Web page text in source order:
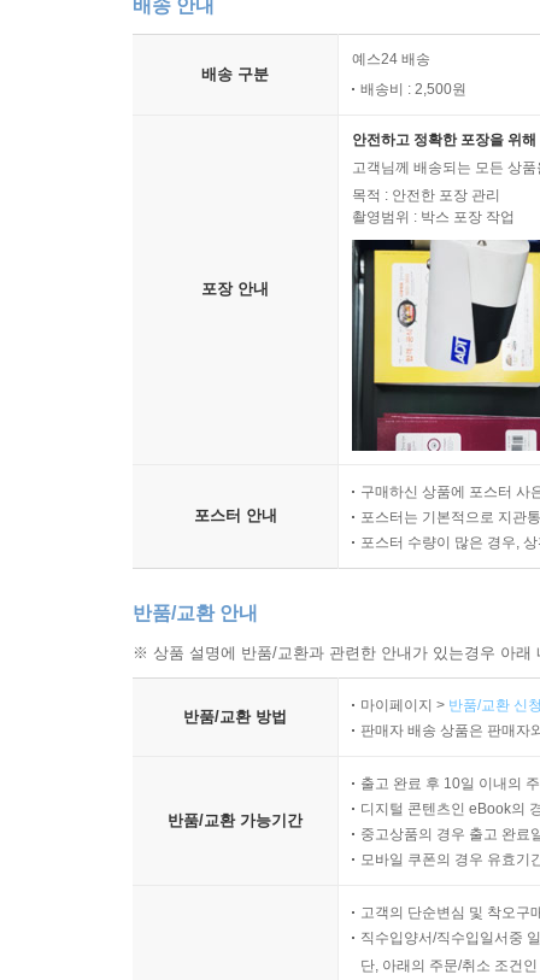
배송 안내
배송 구분
예스24 배송
배송비 : 2,500원
포장 안내
안전하고 정확한 포장을 위
고객님께 배송되는 모든 상
목적 : 안전한 포장 관리
촬영범위 : 박스 포장 작업
포스터 안내
구매하신 상품에 포스터 사
포스터는 기본적으로 지관
포스터 수량이 많은 경우,
반품/교환 안내
※ 상품 설명에 반품/교환과 관련한 안내가 있는경우 아
반품/교환 방법
마이페이지 > 반품/교환 신
판매자 배송 상품은 판매자
반품/교환 가능기간
출고 완료 후 10일 이내의
디지털 콘텐츠인 eBook의
중고상품의 경우 출고 완료
모바일 쿠폰의 경우 유효기
고객의 단순변심 및 착오구
직수입양서/직수입일서중
단, 아래의 주문/취소 조건